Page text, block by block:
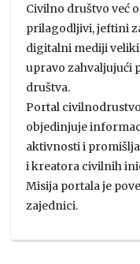
Civilno društvo već
prilagodljivi, jeftini
digitalni mediji
upravo zahvaljujući
društva.
Portal
objedinjuje
aktivnosti i
i kreatora civilnih
Misija portala je
zajednici.